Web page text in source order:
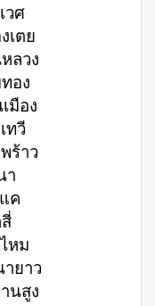
วศ
เตย
ลวง
อง
มือง
ทวี
ร้าว
า
ค
หม
ยาว
นสูง